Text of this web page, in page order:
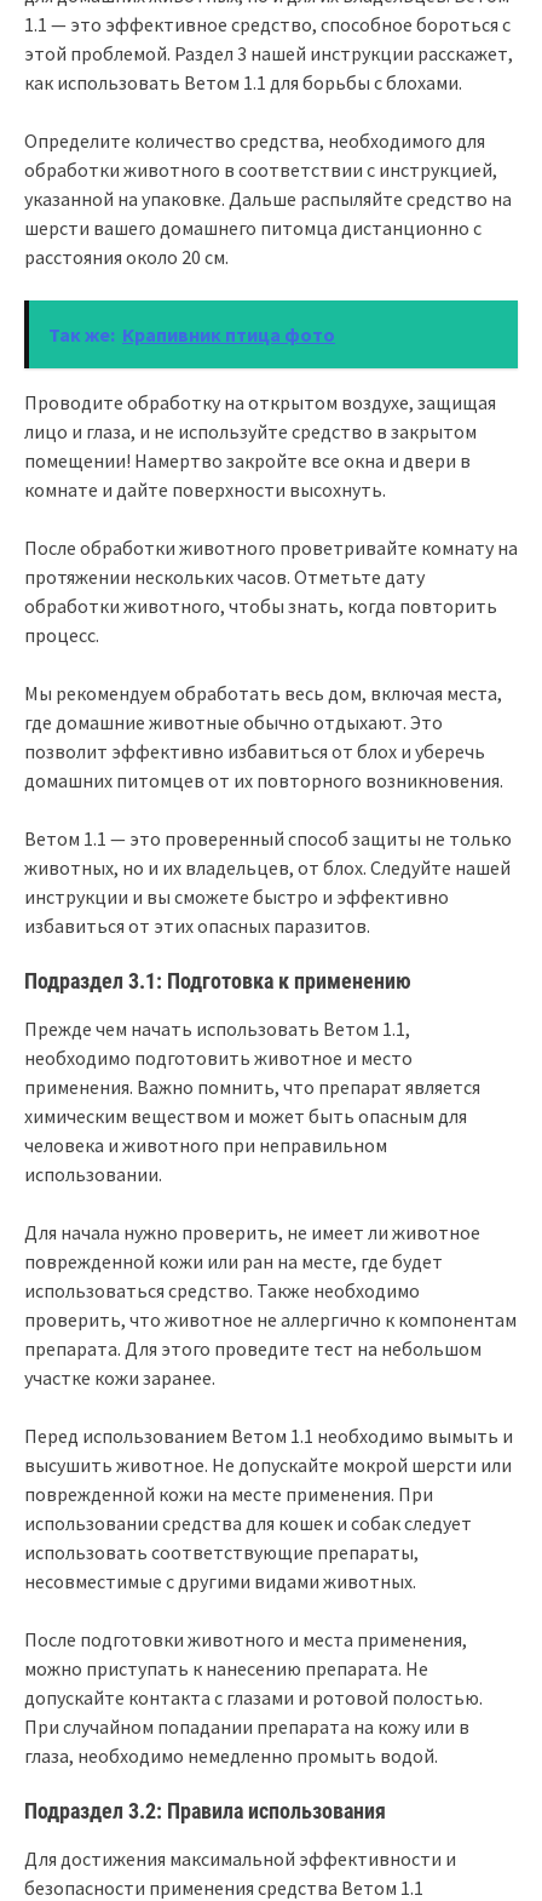
1.1 — это эффективное средство, способное бороться с
этой проблемой. Раздел 3 нашей инструкции расскажет,
как использовать Ветом 1.1 для борьбы с блохами.
Определите количество средства, необходимого для
обработки животного в соответствии с инструкцией,
указанной на упаковке. Дальше распыляйте средство на
шерсти вашего домашнего питомца дистанционно с
расстояния около 20 см.
Так же: Крапивник птица фото
Проводите обработку на открытом воздухе, защищая
лицо и глаза, и не используйте средство в закрытом
помещении! Намертво закройте все окна и двери в
комнате и дайте поверхности высохнуть.
После обработки животного проветривайте комнату на
протяжении нескольких часов. Отметьте дату
обработки животного, чтобы знать, когда повторить
процесс.
Мы рекомендуем обработать весь дом, включая места,
где домашние животные обычно отдыхают. Это
позволит эффективно избавиться от блох и уберечь
домашних питомцев от их повторного возникновения.
Ветом 1.1 — это проверенный способ защиты не только
животных, но и их владельцев, от блох. Следуйте нашей
инструкции и вы сможете быстро и эффективно
избавиться от этих опасных паразитов.
Подраздел 3.1: Подготовка к применению
Прежде чем начать использовать Ветом 1.1,
необходимо подготовить животное и место
применения. Важно помнить, что препарат является
химическим веществом и может быть опасным для
человека и животного при неправильном
использовании.
Для начала нужно проверить, не имеет ли животное
поврежденной кожи или ран на месте, где будет
использоваться средство. Также необходимо
проверить, что животное не аллергично к компонентам
препарата. Для этого проведите тест на небольшом
участке кожи заранее.
Перед использованием Ветом 1.1 необходимо вымыть и
высушить животное. Не допускайте мокрой шерсти или
поврежденной кожи на месте применения. При
использовании средства для кошек и собак следует
использовать соответствующие препараты,
несовместимые с другими видами животных.
После подготовки животного и места применения,
можно приступать к нанесению препарата. Не
допускайте контакта с глазами и ротовой полостью.
При случайном попадании препарата на кожу или в
глаза, необходимо немедленно промыть водой.
Подраздел 3.2: Правила использования
Для достижения максимальной эффективности и
безопасности применения средства Ветом 1.1